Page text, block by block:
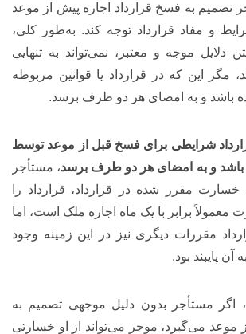
تصمیم به فسخ قرارداد اجاره پیش از موعد
و مفاد قرارداد توجه کند. به‌طور کلی،
دلایل موجه و معتبر، نمی‌تواند به تنهایی
مگر این که در قرارداد یا قوانین مربوطه
و به امضای هر دو طرف برسد.
شرایطی برای فسخ قبل از موعد توسط
باشد و به امضای هر دو طرف برسد، مستأجر
خسارت مقرر شده در قرارداد، قرارداد را
برابر با یک ماه اجاره ملک است، اما
مقررات دیگری نیز در این زمینه وجود
آن پایبند بود.
اگر مستأجر بدون دلیل موجهی تصمیم به
موعد می‌گیرد، موجر می‌تواند از او خسارتی